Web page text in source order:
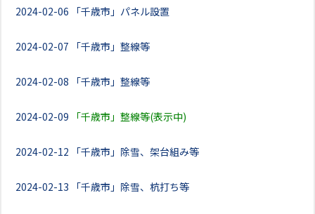
2024-02-06 「千歳市」パネル設置
2024-02-07 「千歳市」整線等
2024-02-08 「千歳市」整線等
2024-02-09 「千歳市」整線等(表示中)
2024-02-12 「千歳市」除雪、架台組み等
2024-02-13 「千歳市」除雪、杭打ち等